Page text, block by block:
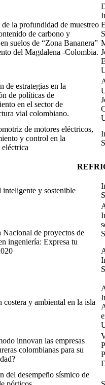
la profundidad de muestreo
de carbono y
suelos de “Zona Bananera”
del Magdalena -Colombia.
de estrategias en la
de políticas de
en el sector de
vial colombiano.
de motores eléctricos,
y control en la
y sostenible
Nacional de proyectos de
ingeniería: Expresa tu
costera y ambiental en la isla
innovan las empresas
colombianas para su
del desempeño sísmico de